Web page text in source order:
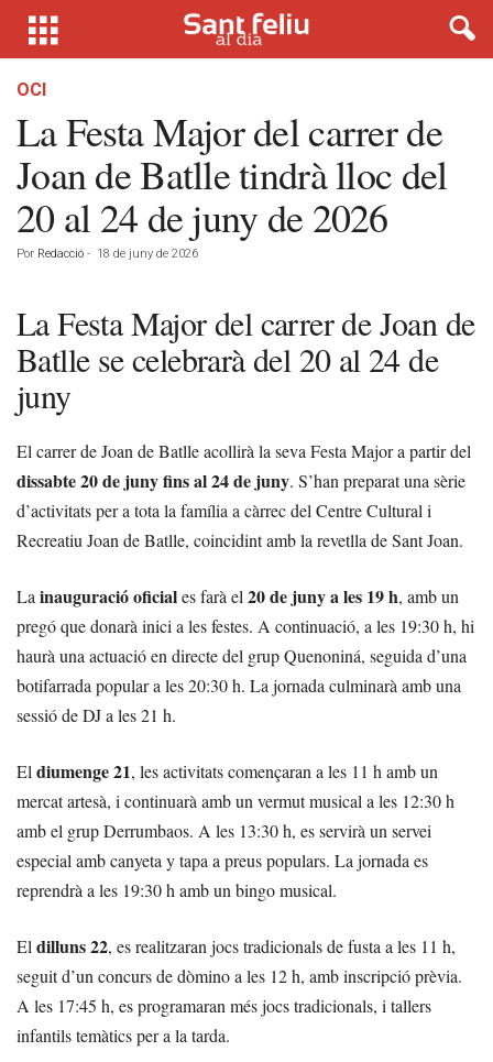
OCI
La Festa Major del carrer de
Joan de Batlle tindrà lloc del
20 al 24 de juny de 2026
Por Redacció - 18 de juny de 2026
La Festa Major del carrer de Joan de
Batlle se celebrarà del 20 al 24 de
juny
El carrer de Joan de Batlle acollirà la seva Festa Major a partir del
dissabte 20 de juny fins al 24 de juny. S’han preparat una sèrie
d’activitats per a tota la família a càrrec del Centre Cultural i
Recreatiu Joan de Batlle, coincidint amb la revetlla de Sant Joan.
La inauguració oficiales farà el 20 de juny a les 19 h, amb un
pregó que donarà inici a les festes. A continuació, a les 19:30 h, hi
haurà una actuació en directe del grup Quenoniná, seguida d’una
botifarrada popular a les 20:30 h. La jornada culminarà amb una
sessió de DJ a les 21 h.
El diumenge 21, les activitats començaran a les 11 h amb un
mercat artesà, i continuarà amb un vermut musical a les 12:30 h
amb el grup Derrumbaos. A les 13:30 h, es servirà un servei
especial amb canyeta y tapa a preus populars. La jornada es
reprendrà a les 19:30 h amb un bingo musical.
El dilluns 22, es realitzaran jocs tradicionals de fusta a les 11 h,
seguit d’un concurs de dòmino a les 12 h, amb inscripció prèvia.
A les 17:45 h, es programaran més jocs tradicionals, i tallers
infantils temàtics per a la tarda.